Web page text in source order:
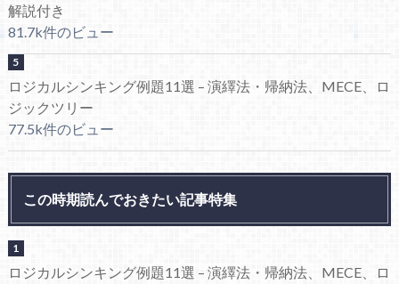
解説付き
81.7k件のビュー
ロジカルシンキング例題11選 – 演繹法・帰納法、MECE、ロ
ジックツリー
77.5k件のビュー
この時期読んでおきたい記事特集
ロジカルシンキング例題11選 – 演繹法・帰納法、MECE、ロ